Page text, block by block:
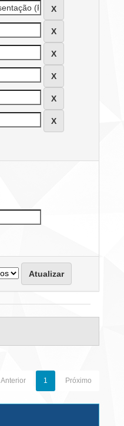
Anterior 1 Próximo